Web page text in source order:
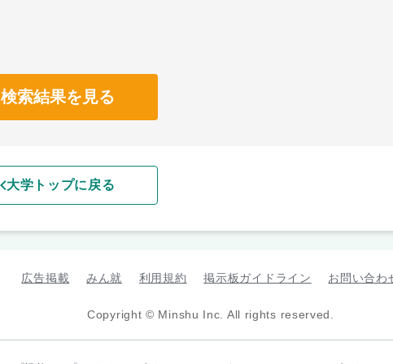
検索結果を見る
大学トップに戻る
広告掲載 みん就 利用規約 掲示板ガイドライン お問い合わ
Copyright © Minshu Inc. All rights reserved.